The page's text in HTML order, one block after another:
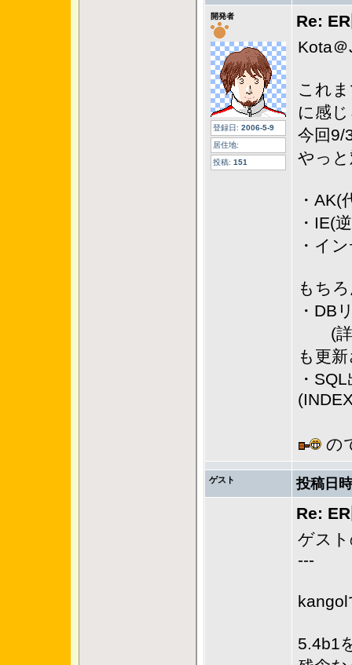
開発者
登録日: 2006-5-9
居住地:
投稿: 151
Re:
Kota
これ
に感
今回9/
やっ
・AK(
・IE(
・イ
もち
・DB
(詳
も更
・
の
ゲスト 投稿日
Re:
ゲス
---
5.4b1